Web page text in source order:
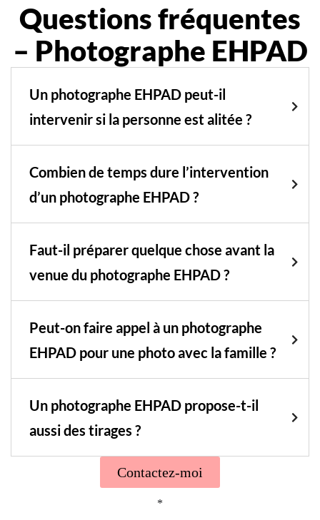
Questions fréquentes
– Photographe EHPAD
Un photographe EHPAD peut-il
intervenir si la personne est alitée ?
Combien de temps dure l’intervention
d’un photographe EHPAD ?
Faut-il préparer quelque chose avant la
venue du photographe EHPAD ?
Peut-on faire appel à un photographe
EHPAD pour une photo avec la famille ?
Un photographe EHPAD propose-t-il
aussi des tirages ?
Contactez-moi
*